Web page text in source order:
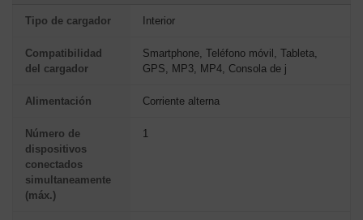
Tipo de cargador Interior
Compatibilidad
del cargador
Smartphone, Teléfono móvil, Tableta,
GPS, MP3, MP4, Consola de j
Alimentación Corriente alterna
Número de
dispositivos
conectados
simultaneamente
(máx.)
1